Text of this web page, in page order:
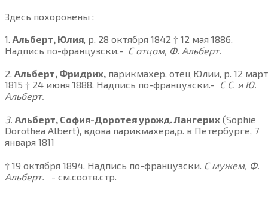
Здесь похоронены :
1. Альберт, Юлия, р. 28 октября 1842 † 12 мая 1886.
Надпись по-французски.- С отцом, Ф. Альберт.
2. Альберт, Фридрих, парикмахер, отец Юлии, р. 12
1815 † 24 июня 1888. Надпись по-французски.- С С. и Ю.
Альберт.
3. Альберт, София-Доротея урожд. Лангерих (Sophie
Dorothea Albert), вдова парикмахера,р. в Петербурге, 7
января 1811
† 19 октября 1894. Надпись по-французски. С мужем, Ф.
Альберт. - см.соотв.стр.